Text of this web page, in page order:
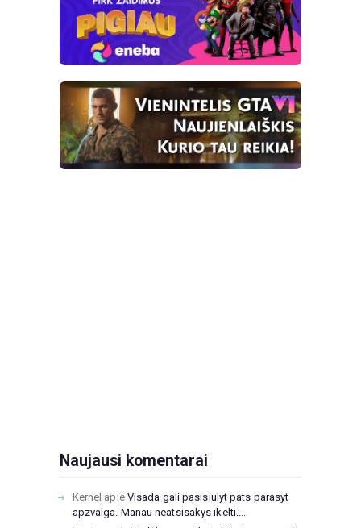
Naujausi komentarai
Kernel apie Visada gali pasisiulyt pats parasyt
apzvalga. Manau neatsisakys ikelti....